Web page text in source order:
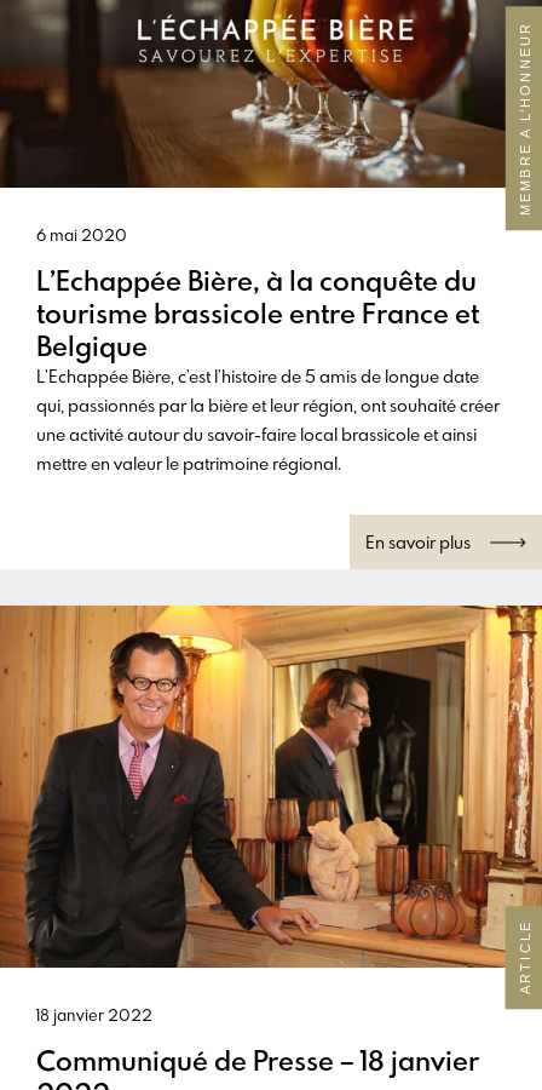
MEMBRE A L’HONNEUR
6 mai 2020
L’Echappée Bière, à la conquête du
tourisme brassicole entre France et
Belgique
L’Echappée Bière, c’est l’histoire de 5 amis de longue date
qui, passionnés par la bière et leur région, ont souhaité créer
une activité autour du savoir-faire local brassicole et ainsi
mettre en valeur le patrimoine régional.
En savoir plus
ARTICLE
18 janvier 2022
Communiqué de Presse – 18 janvier